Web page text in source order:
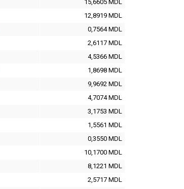
15,6605 MDL
12,8919 MDL
0,7564 MDL
2,6117 MDL
4,5366 MDL
1,8698 MDL
9,9692 MDL
4,7074 MDL
3,1753 MDL
1,5561 MDL
0,3550 MDL
10,1700 MDL
8,1221 MDL
2,5717 MDL